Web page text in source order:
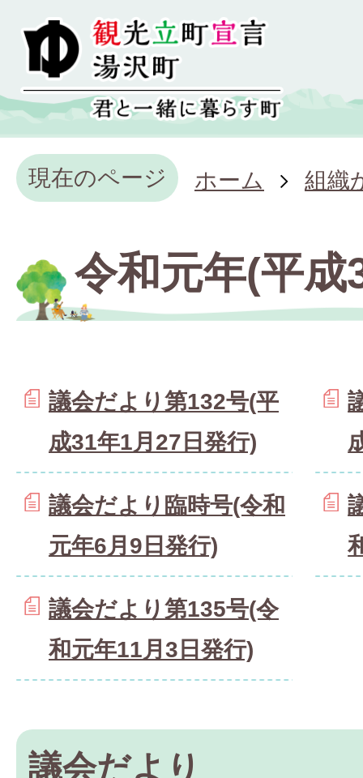
現在のページ ホーム 組織
令和元年(平成
議会だより第132号(平
成31年1月27日発行)
議会だより臨時号(令和
元年6月9日発行)
議会だより第135号(令
和元年11月3日発行)
議会だより